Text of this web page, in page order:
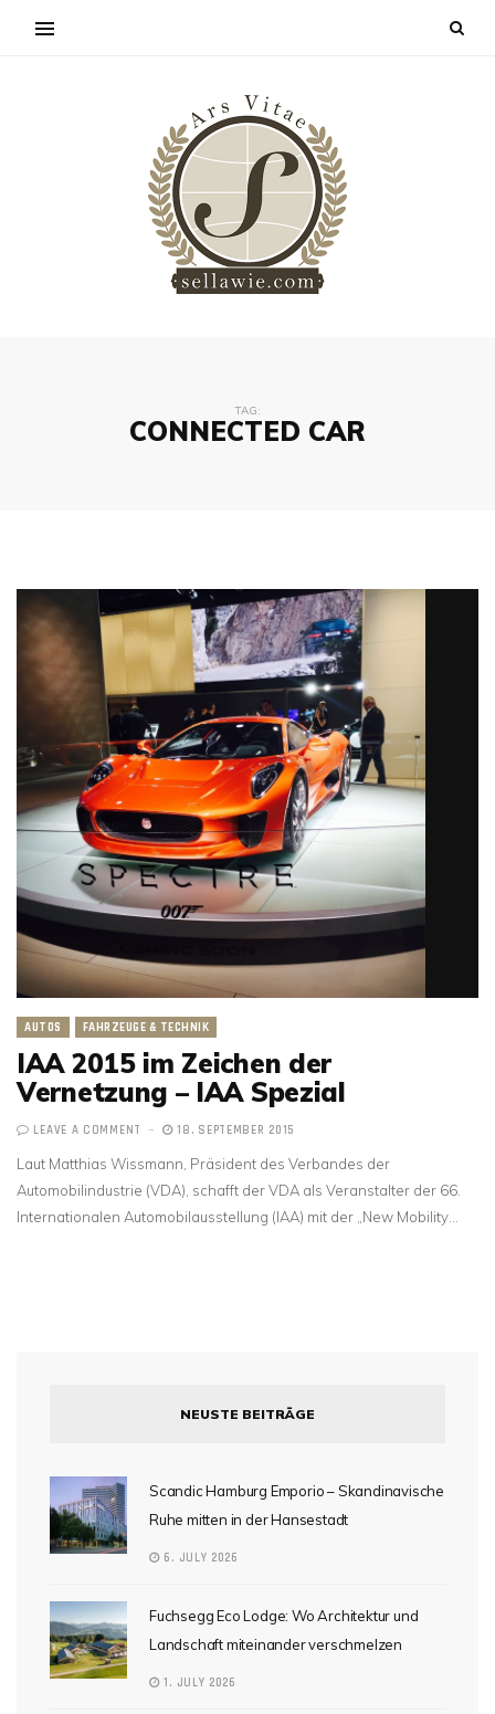
TAG:
CONNECTED CAR
AUTOS FAHRZEUGE & TECHNIK
IAA 2015 im Zeichen der
Vernetzung – IAA Spezial
LEAVE A COMMENT 18. SEPTEMBER 2015
Laut Matthias Wissmann, Präsident des Verbandes der
Automobilindustrie (VDA), schafft der VDA als Veranstalter der 66.
Internationalen Automobilausstellung (IAA) mit der „New Mobility…
NEUSTE BEITRÄGE
Scandic Hamburg Emporio – Skandinavische
Ruhe mitten in der Hansestadt
6. JULY 2026
Fuchsegg Eco Lodge: Wo Architektur und
Landschaft miteinander verschmelzen
1. JULY 2026